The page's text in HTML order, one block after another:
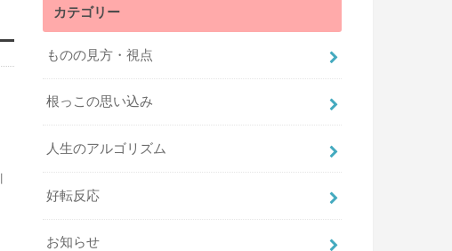
カテゴリー
ものの見方・視点
根っこの思い込み
人生のアルゴリズム
好転反応
お知らせ